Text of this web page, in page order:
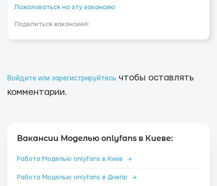
Пожаловаться на эту вакансию
Поделиться вакансией:
Войдите или зарегистрируйтесь чтобы оставлять
комментарии.
Вакансии Моделью onlyfans в Киеве:
Работа Моделью onlyfans в Киев →
Работа Моделью onlyfans в Днепр →